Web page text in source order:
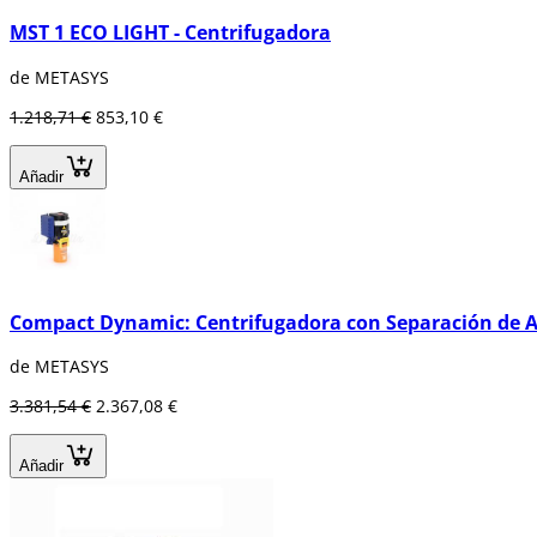
MST 1 ECO LIGHT - Centrifugadora
de METASYS
1.218,71 € 853,10 €
Añadir
Compact Dynamic: Centrifugadora con Separación de
de METASYS
3.381,54 € 2.367,08 €
Añadir